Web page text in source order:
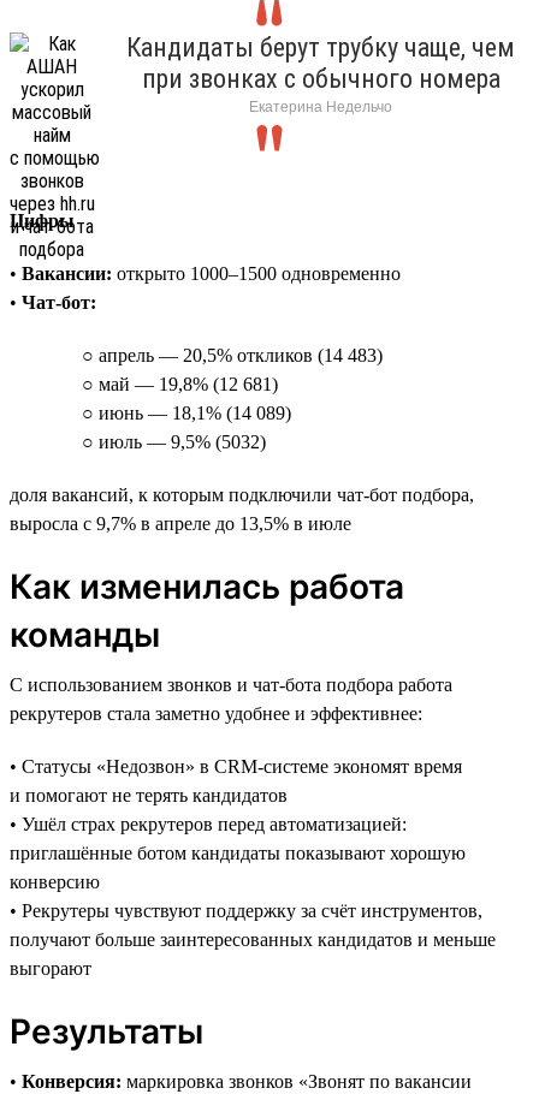
Кандидаты берут трубку чаще, чем
при звонках с обычного номера
Екатерина Недельчо
Цифры
• Вакансии: открыто 1000–1500 одновременно
• Чат-бот:
○ апрель — 20,5% откликов (14 483)
○ май — 19,8% (12 681)
○ июнь — 18,1% (14 089)
○ июль — 9,5% (5032)
доля вакансий, к которым подключили чат-бот подбора,
выросла с 9,7% в апреле до 13,5% в июле
Как изменилась работа
команды
С использованием звонков и чат-бота подбора работа
рекрутеров стала заметно удобнее и эффективнее:
• Статусы «Недозвон» в CRM-системе экономят время
и помогают не терять кандидатов
• Ушёл страх рекрутеров перед автоматизацией:
приглашённые ботом кандидаты показывают хорошую
конверсию
• Рекрутеры чувствуют поддержку за счёт инструментов,
получают больше заинтересованных кандидатов и меньше
выгорают
Результаты
• Конверсия: маркировка звонков «Звонят по вакансии